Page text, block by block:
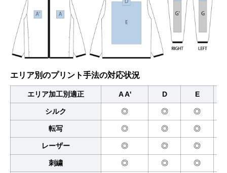
エリア別のプリント手法の対応状況
エリア加工別適正 A A' D E
シルク ◎ ◎ ◎
転写 ◎ ◎ ◎
レーザー ◎ ◎ ◎
刺繍 ◎ ◎ ◎